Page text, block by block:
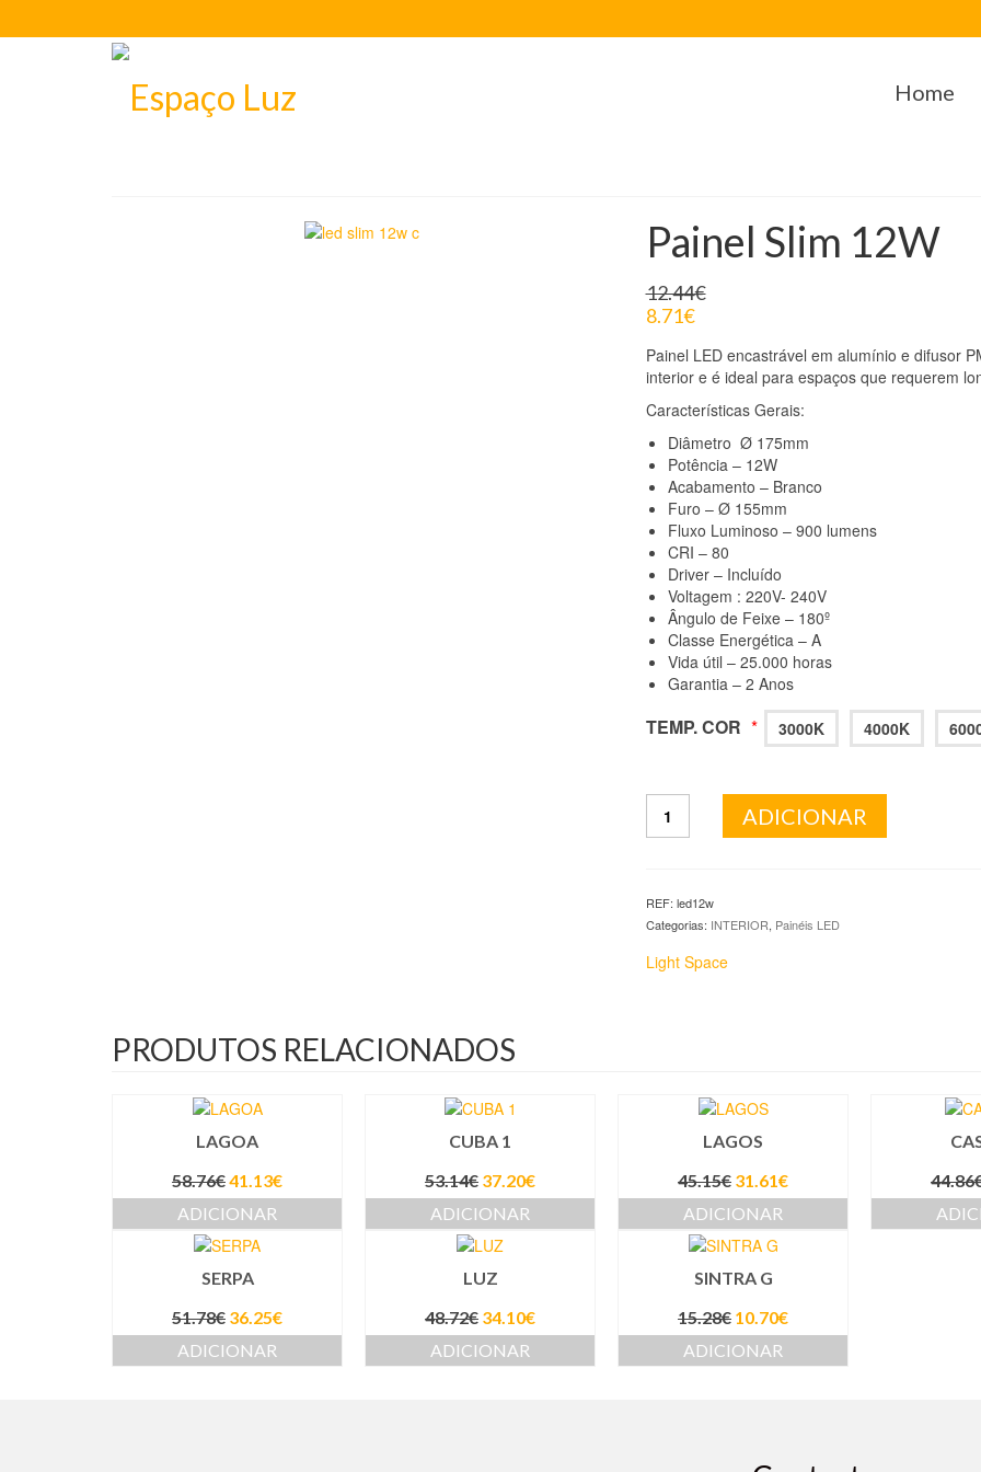
Home
Painel Slim 12W
12.44€
8.71€
Painel LED encastrável em alumínio e difusor
interior e é ideal para espaços que requerem
Características Gerais:
Diâmetro Ø 175mm
Potência – 12W
Acabamento – Branco
Furo – Ø 155mm
Fluxo Luminoso – 900 lumens
CRI – 80
Driver – Incluído
Voltagem : 220V- 240V
Ângulo de Feixe – 180º
Classe Energética – A
Vida útil – 25.000 horas
Garantia – 2 Anos
TEMP. COR * 3000K 4000K
ADICIONAR
REF: led12w
Categorias: INTERIOR, Painéis LED
Light Space
PRODUTOS RELACIONADOS
LAGOA
58.76€41.13€
ADICIONAR
CUBA 1
53.14€ 37.20€
ADICIONAR
LAGOS
45.15€ 31.61€
ADICIONAR
44.86
SERPA
51.78€ 36.25€
ADICIONAR
LUZ
48.72€ 34.10€
ADICIONAR
SINTRA G
15.28€ 10.70€
ADICIONAR